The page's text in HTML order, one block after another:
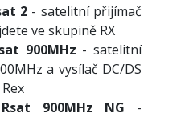
2 - satelitní přijímač
ve skupině RX
900MHz - satelitní
a vysílač DC/DS
900MHz NG -